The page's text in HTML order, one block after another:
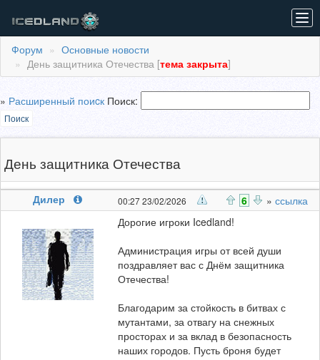
Форум
Основные новости
День защитника Отечества [тема закрыта]
» Расширенный поиcк Поиск:
Поиск
День защитника Отечества
Дилер 00:27 23/02/2026 6 » ссылка
Дорогие игроки Icedland!
Администрация игры от всей души
поздравляет вас с Днём защитника
Отечества!
Благодарим за стойкость в битвах с
мутантами, за отвагу на снежных
просторах и за вклад в безопасность
наших городов. Пусть броня будет